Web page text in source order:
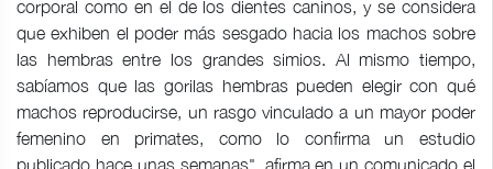
corporal como en el de los dientes caninos, y se considera
que exhiben el poder más sesgado hacia los machos sobre
las hembras entre los grandes simios. Al mismo tiempo,
sabíamos que las gorilas hembras pueden elegir con qué
machos reproducirse, un rasgo vinculado a un mayor poder
femenino en primates, como lo confirma un estudio
publicado hace unas semanas", afirma en un comunicado el